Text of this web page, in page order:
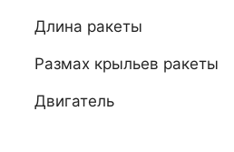
Длина ракеты
Размах крыльев ракеты
Двигатель